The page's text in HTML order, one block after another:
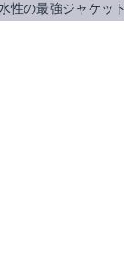
性の最強ジャケッ